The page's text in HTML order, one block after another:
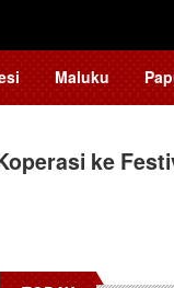
Maluku
ke